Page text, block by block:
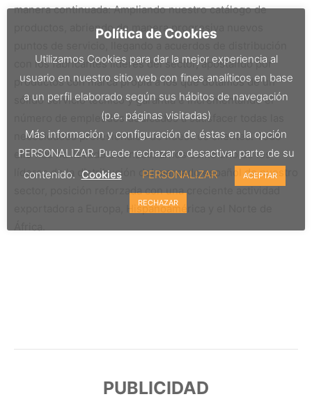
manera continuada: Ampliando nuestro catálogo de
productos, abriendo de manera progresiva nuevos
con los fabricantes líderes del sector, apostando por
productos con marca propia a los que dotamos de un
sólido servicio técnico y garantía e incrementando el
número de empleados dedicados a satisfacer todas las
necesidades profesionales de nuestros clientes. Todo
ello nos ha llevado a consolidarnos como uno de los
líderes de la distribución del mercado español de nuestro
sector, posición reforzada con una creciente actividad
exportadora a Europa, Hispanoamérica y el Norte de
PUBLICIDAD
Política de Cookies
Utilizamos Cookies para dar la mejor experiencia al
usuario en nuestro sitio web con fines analíticos en base
a un perfil elaborado según sus hábitos de navegación
(p.e. páginas visitadas)
Más información y configuración de éstas en la opción
PERSONALIZAR. Puede rechazar o desactivar parte de su
contenido. Cookies PERSONALIZAR ACEPTAR
RECHAZAR